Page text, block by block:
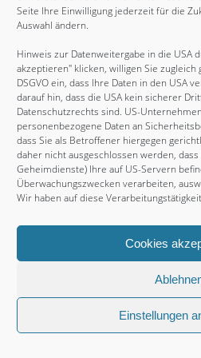
Seite Ihre Einwilligung jederzeit für die
Auswahl ändern.
Hinweis zur Datenweitergabe in die USA
akzeptieren" klicken, willigen Sie zugleich
DSGVO ein, dass Ihre Daten in den USA
darauf hin, dass die USA kein sicherer
Datenschutzrechts sind. US-
personenbezogene Daten an
dass Sie als Betroffener hiergegen
daher nicht ausgeschlossen werden, dass
Geheimdienste) Ihre auf US-Servern
Überwachungszwecken verarbeiten,
Wir haben auf diese
Cookies
Einstellungen
Mai 2014
Juni 2012
Juni 2011
Februar 2011
November 2010
August 2009
Juli 2009
Copyright © 2026, Thammys
. Blackoot design
AGB
Datenschutz